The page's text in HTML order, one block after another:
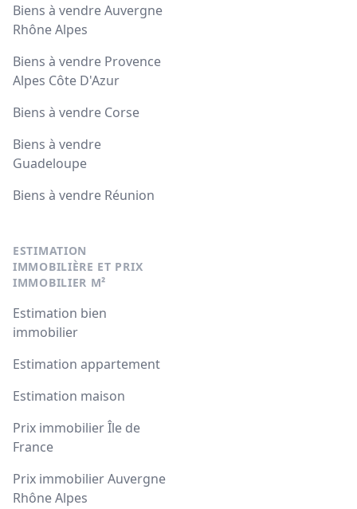
Biens à vendre Auvergne
Rhône Alpes
Biens à vendre Provence
Alpes Côte D'Azur
Biens à vendre Corse
Biens à vendre
Guadeloupe
Biens à vendre Réunion
ESTIMATION
IMMOBILIÈRE ET PRIX
IMMOBILIER M²
Estimation bien
immobilier
Estimation appartement
Estimation maison
Prix immobilier Île de
France
Prix immobilier Auvergne
Rhône Alpes